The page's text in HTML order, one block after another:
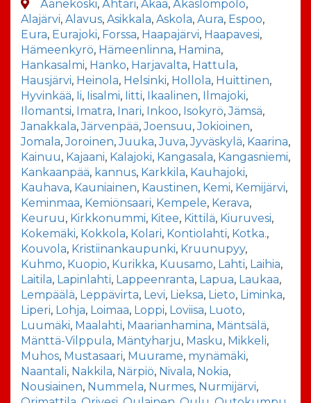
Äänekoski, Ähtäri, Akaa, Äkäslompolo,
Alajärvi, Alavus, Asikkala, Askola, Aura, Espoo,
Eura, Eurajoki, Forssa, Haapajärvi, Haapavesi,
Hämeenkyrö, Hämeenlinna, Hamina,
Hankasalmi, Hanko, Harjavalta, Hattula,
Hausjärvi, Heinola, Helsinki, Hollola, Huittinen,
Hyvinkää, Ii, Iisalmi, Iitti, Ikaalinen, Ilmajoki,
Ilomantsi, Imatra, Inari, Inkoo, Isokyrö,Jämsä,
Janakkala,Järvenpää,Joensuu,Jokioinen,
Jomala,Joroinen,Juuka,Juva,Jyväskylä, Kaarina,
Kainuu, Kajaani, Kalajoki, Kangasala, Kangasniemi,
Kankaanpää, kannus, Karkkila, Kauhajoki,
Kauhava, Kauniainen, Kaustinen, Kemi, Kemijärvi,
Keminmaa, Kemiönsaari, Kempele, Kerava,
Keuruu, Kirkkonummi, Kitee, Kittilä, Kiuruvesi,
Kokemäki, Kokkola, Kolari, Kontiolahti, Kotka.,
Kouvola, Kristiinankaupunki, Kruunupyy,
Kuhmo, Kuopio, Kurikka, Kuusamo, Lahti, Laihia,
Laitila, Lapinlahti, Lappeenranta, Lapua, Laukaa,
Lempäälä, Leppävirta, Levi, Lieksa, Lieto, Liminka,
Liperi, Lohja, Loimaa, Loppi, Loviisa, Luoto,
Luumäki, Maalahti, Maarianhamina, Mäntsälä,
Mänttä-Vilppula, Mäntyharju, Masku, Mikkeli,
Muhos, Mustasaari, Muurame, mynämäki,
Naantali, Nakkila, Närpiö, Nivala, Nokia,
Nousiainen, Nummela, Nurmes, Nurmijärvi,